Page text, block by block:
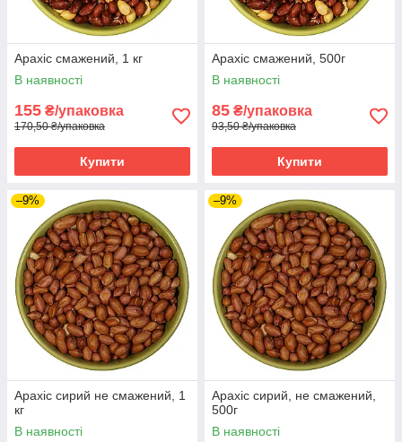
Арахіс смажений, 1 кг
В наявності
155 ₴/упаковка
170,50 ₴/упаковка
Купити
Арахіс смажений, 500г
В наявності
85 ₴/упаковка
93,50 ₴/упаковка
Купити
–9%
Арахіс сирий не смажений, 1
кг
В наявності
–9%
Арахіс сирий, не смажений,
500г
В наявності